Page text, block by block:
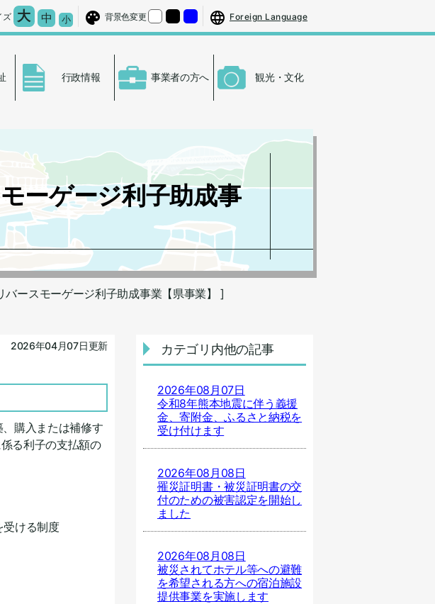
ズ 大文字を大きくする
中 文字の大きさをもとの大きさに戻す
小文字を小さくする
背景色変更 背景色の変更：白
背景色の変更：黒
背景色の変更：青Foreign Language
行政情報 事業者の方へ 観光・文化
ーゲージ利子助成事
ースモーゲージ利子助成事業【県事業】 ]
2026年04月07日更新
購入または補修す
る利子の支払額の
ける制度
カテゴリ内他の記事
2026年08月07日
令和8年熊本地震に伴う義援
金、寄附金、ふるさと納税を
受け付けます
2026年08月08日
罹災証明書・被災証明書の交
付のための被害認定を開始し
ました
2026年08月08日
被災されてホテル等への避難
を希望される方への宿泊施設
提供事業を実施します